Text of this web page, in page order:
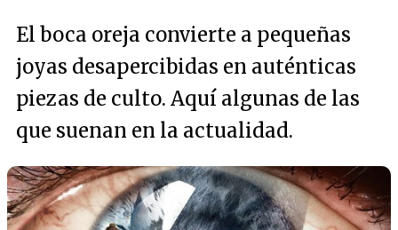
El boca oreja convierte a pequeñas
joyas desapercibidas en auténticas
piezas de culto. Aquí algunas de las
que suenan en la actualidad.